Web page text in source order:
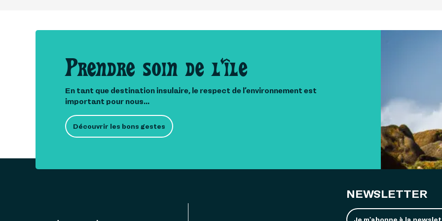
Prendre soin de l'île
En tant que destination insulaire, le respect de l’environnement est
important pour nous...
Découvrir les bons gestes
NEWSLETTER
Je m'abonne à la